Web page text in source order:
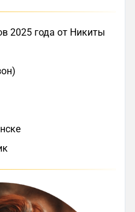
2025 года от Никиты